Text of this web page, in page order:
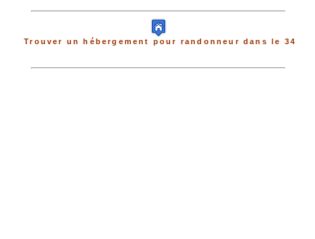
Trouver un hébergement pour randonneur dans le 34